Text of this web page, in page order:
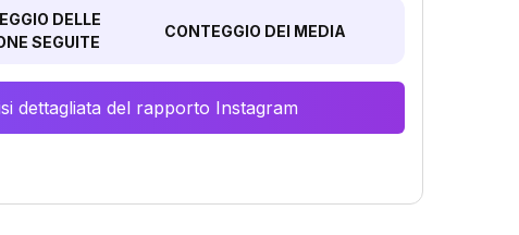
DELLE
SEGUITE
CONTEGGIO DEI MEDIA
dettagliata del rapporto Instagram